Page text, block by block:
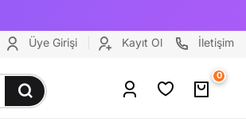
Üye Girişi Kayıt Ol İletişim
0